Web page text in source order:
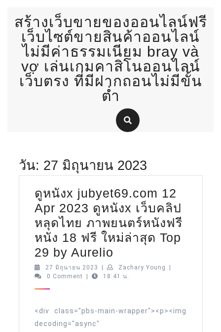
content
สร้างเว็บขายของออนไลน์ฟรี
เว็บไซต์ขายสินค้าออนไลน์
ไม่มีค่าธรรมเนียม bray và
vợ เล่นเกมคาสิโนออนไลน์
เว็บตรง ที่มีฝากถอนไม่มีขั้น
ต่ำ
วัน: 27 มิถุนายน 2023
ดูหนังx jubyet69.com 12
Apr 2023 ดูหนังx เว็บคลิป
หลุดไทย ภาพยนตร์หนังฟรี
หนัง 18 ฟรี ใหม่ล่าสุด Top
29 by Aurelio
หนังx
jubyet69.com
Apr
27 มิถุนายน 2023 27
มิถุนายน
Zachary Young Zachary
0 Comment
18:41 น.
<div class="pbs-main-wrapper"><p><img
decoding="async"